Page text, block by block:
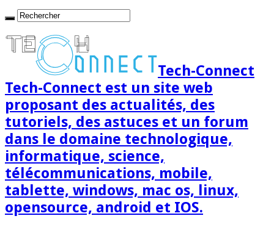
Tech-Connect
Tech-Connect est un site web
proposant des actualités, des
tutoriels, des astuces et un forum
dans le domaine technologique,
informatique, science,
télécommunications, mobile,
tablette, windows, mac os, linux,
opensource, android et IOS.